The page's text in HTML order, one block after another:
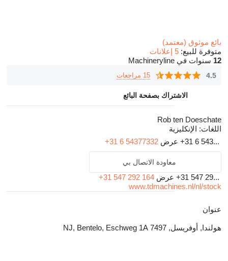
بائع موثوق (معتمد)
متوفرة للبيع: 5 إعلانات
12 سنوات في Machineryline
4.5 15 مراجعات
الاشتراك بصفحة البائع
Rob ten Doeschate
اللغات: الإنكليزية
+31 6 543... عرض +31 6 54377332
معاودة الاتصال بي
+31 547 29... عرض +31 547 292 164
www.tdmachines.nl/nl/stock
عنوان
هولندا, أوفريسل, 7497 NJ, Bentelo, Eschweg 1A